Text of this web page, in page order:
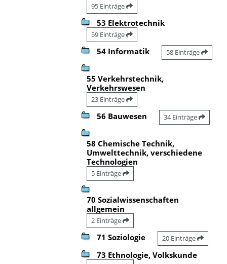
95 Einträge
53 Elektrotechnik
59 Einträge
54 Informatik 58 Einträge
55 Verkehrstechnik,
Verkehrswesen
23 Einträge
56 Bauwesen 34 Einträge
58 Chemische Technik,
Umwelttechnik, verschiedene
Technologien
5 Einträge
70 Sozialwissenschaften
allgemein
2 Einträge
71 Soziologie 20 Einträge
73 Ethnologie, Volkskunde